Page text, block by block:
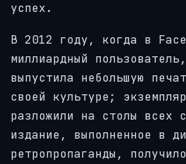
успех.
В 2012 году, когда в
миллиардный
выпустила небольшую
своей культуре;
разложили на столы всех
издание, выполненное в
ретропропаганды,